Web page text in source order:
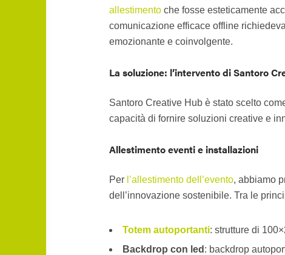
allestimentoche fosse esteticamente
comunicazione efficace offline
emozionante e coinvolgente.
La soluzione: l’intervento di Santoro
Santoro Creative Hub è stato scelto
capacità di fornire soluzioni creative e
Allestimento eventi e installazioni
Per l’allestimento dell’evento, abbiamo
dell’innovazione sostenibile. Tra le
Totem autoportanti: strutture di
Backdrop con led : backdrop